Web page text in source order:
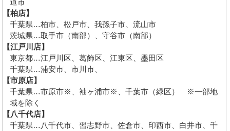
【柏店】
千葉県…柏市、松戸市、我孫子市、流山市
茨城県…取手市（南部）、守谷市（南部）
【江戸川店】
東京都…江戸川区、葛飾区、江東区、墨田区
千葉県…浦安市、市川市、
【市原店】
千葉県…市原市※、袖ヶ浦市※、千葉市（緑区） ※一部地
域を除く
【八千代店】
千葉県…八千代市、習志野市、佐倉市、印西市、白井市、千